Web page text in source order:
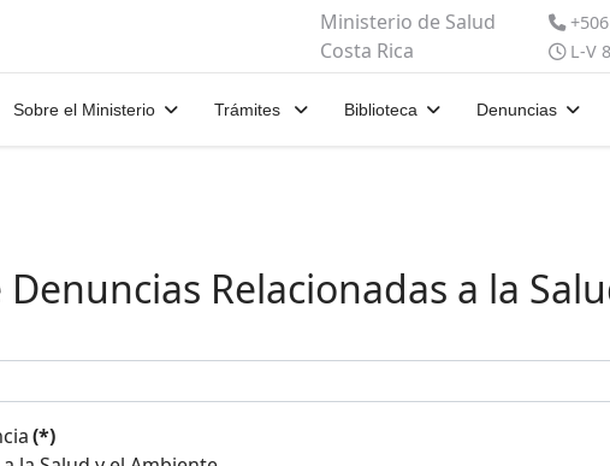
Ministerio de Salud
Costa Rica
L-V
Sobre el Ministerio Trámites Biblioteca Denuncias
Relacionadas a la
(*)